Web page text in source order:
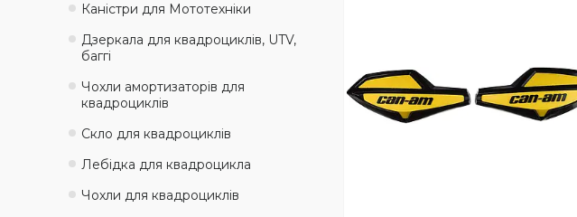
Каністри для Мототехніки
Дзеркала для квадроциклів, UTV,
баггі
Чохли амортизаторів для
квадроциклів
Скло для квадроциклів
Лебідка для квадроцикла
Чохли для квадроциклів